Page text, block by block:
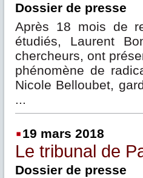
Dossier de presse
Après 18 mois de
étudiés, Laurent
chercheurs, ont
phénomène de
Nicole Belloubet,
...
19 mars 2018
Le tribunal de
Dossier de presse